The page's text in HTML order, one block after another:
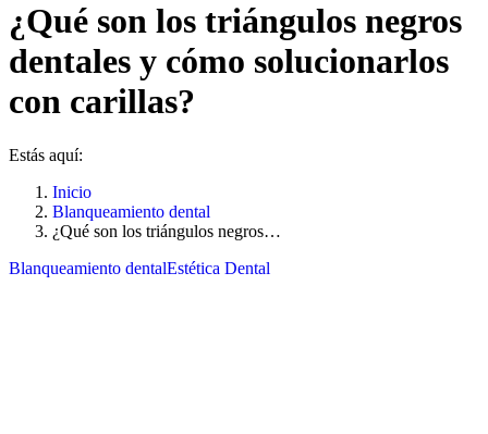
¿Qué son los triángulos negros
dentales y cómo solucionarlos
con carillas?
Estás aquí:
Inicio
Blanqueamiento dental
¿Qué son los triángulos negros…
Blanqueamiento dentalEstética Dental